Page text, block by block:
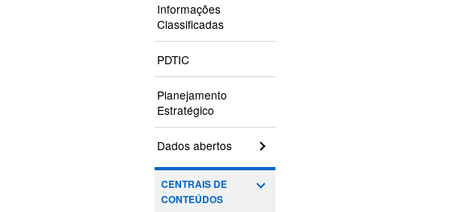
Informações
Classificadas
PDTIC
Planejamento
Estratégico
Dados abertos
CENTRAIS DE
CONTEÚDOS